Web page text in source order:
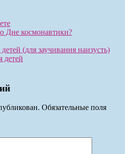
Дне космонавтики?
(для заучивания наизусть)
детей
Обязательные поля